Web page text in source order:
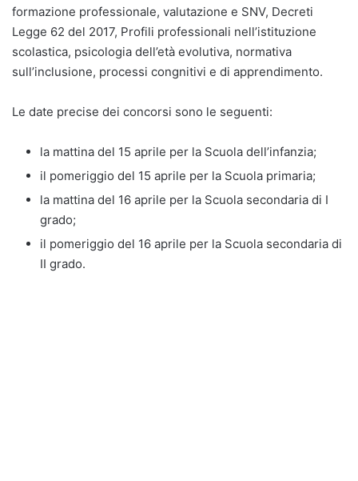
formazione professionale, valutazione e SNV, Decreti
Legge 62 del 2017, Profili professionali nell’istituzione
scolastica, psicologia dell’età evolutiva, normativa
sull’inclusione, processi congnitivi e di apprendimento.
Le date precise dei concorsi sono le seguenti:
la mattina del 15 aprile per la Scuola dell’infanzia;
il pomeriggio del 15 aprile per la Scuola primaria;
la mattina del 16 aprile per la Scuola secondaria di I
grado;
il pomeriggio del 16 aprile per la Scuola secondaria di
II grado.